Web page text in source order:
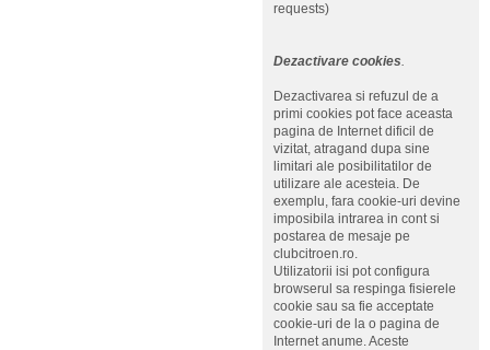
requests)
Dezactivare cookies.
Dezactivarea si refuzul de a
primi cookies pot face aceasta
pagina de Internet dificil de
vizitat, atragand dupa sine
limitari ale posibilitatilor de
utilizare ale acesteia. De
exemplu, fara cookie-uri devine
imposibila intrarea in cont si
postarea de mesaje pe
clubcitroen.ro.
Utilizatorii isi pot configura
browserul sa respinga fisierele
cookie sau sa fie acceptate
cookie-uri de la o pagina de
Internet anume. Aceste